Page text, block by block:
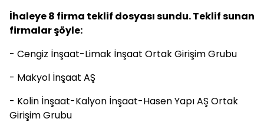
İhaleye 8 firma teklif dosyası sundu. Teklif sunan
firmalar şöyle:
- Cengiz İnşaat-Limak İnşaat Ortak Girişim Grubu
- Makyol İnşaat AŞ
- Kolin İnşaat-Kalyon İnşaat-Hasen Yapı AŞ Ortak
Girişim Grubu